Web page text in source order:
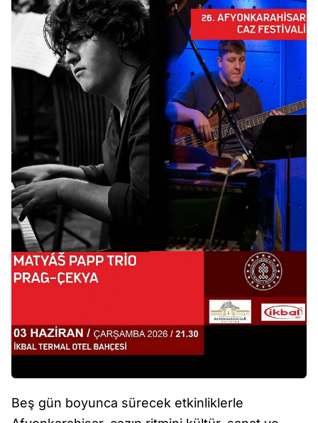
Beş gün boyunca sürecek etkinliklerle